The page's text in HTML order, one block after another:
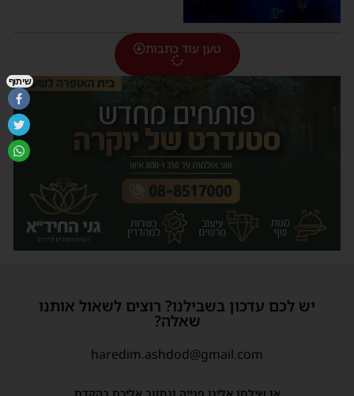
טען עוד כתבות
יש לכם עדכון בשבילנו? רוצים לשאול אותנו
שאלה?
haredim.ashdod@gmail.com
שיתוף